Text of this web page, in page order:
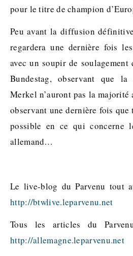
pour le titre de champion
Peu avant la diffusion
regardera une dernière fois
avec un soupir de soulagement
Bundestag, observant que
Merkel n’auront pas la
observant une dernière fois que
possible en ce qui concerne
allemand…
Le live-blog du Parvenu tout
http://btwlive.leparvenu.net
Tous les articles du
http://allemagne.leparvenu.net